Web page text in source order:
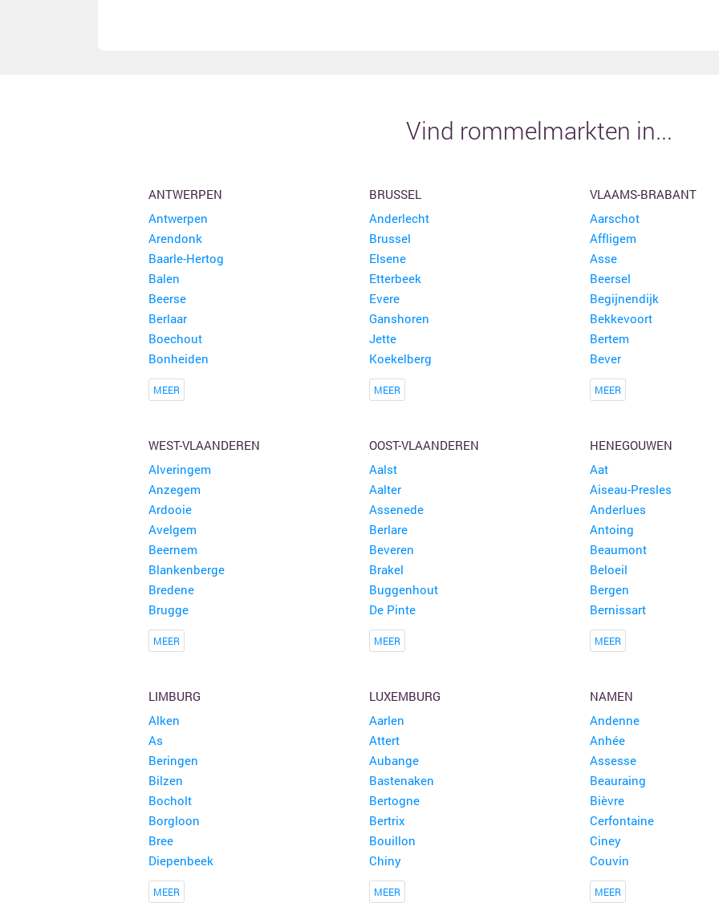
Vind rommelmarkten in...
ANTWERPEN
Antwerpen
Arendonk
Baarle-Hertog
Balen
Beerse
Berlaar
Boechout
Bonheiden
MEER
BRUSSEL
Anderlecht
Brussel
Elsene
Etterbeek
Evere
Ganshoren
Jette
Koekelberg
MEER
VLAAMS-BRABANT
Aarschot
Affligem
Asse
Beersel
Begijnendijk
Bekkevoort
Bertem
Bever
MEER
WEST-VLAANDEREN
Alveringem
Anzegem
Ardooie
Avelgem
Beernem
Blankenberge
Bredene
Brugge
MEER
OOST-VLAANDEREN
Aalst
Aalter
Assenede
Berlare
Beveren
Brakel
Buggenhout
De Pinte
MEER
HENEGOUWEN
Aat
Aiseau-Presles
Anderlues
Antoing
Beaumont
Beloeil
Bergen
Bernissart
MEER
LIMBURG
Alken
As
Beringen
Bilzen
Bocholt
Borgloon
Bree
Diepenbeek
MEER
LUXEMBURG
Aarlen
Attert
Aubange
Bastenaken
Bertogne
Bertrix
Bouillon
Chiny
MEER
NAMEN
Andenne
Anhée
Assesse
Beauraing
Bièvre
Cerfontaine
Ciney
Couvin
MEER